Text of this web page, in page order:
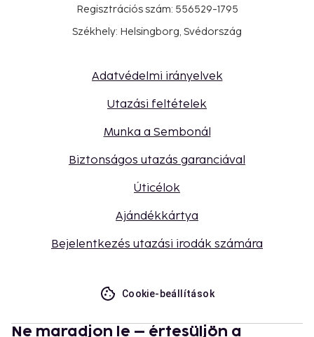
Regisztrációs szám: 556529-1795
Székhely: Helsingborg, Svédország
Adatvédelmi irányelvek
Utazási feltételek
Munka a Sembonál
Biztonságos utazás garanciával
Úticélok
Ajándékkártya
Bejelentkezés utazási irodák számára
Cookie-beállítások
Ne maradjon le – értesüljön a